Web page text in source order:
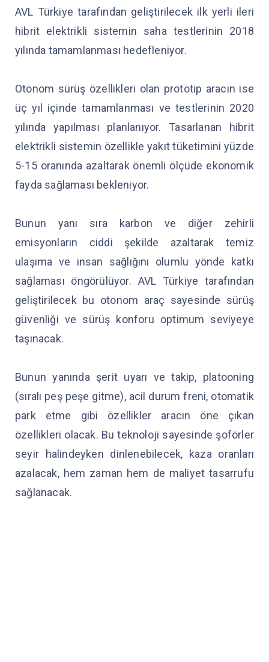
AVL Türkiye tarafından geliştirilecek ilk yerli ileri
hibrit elektrikli sistemin saha testlerinin 2018
yılında tamamlanması hedefleniyor.
Otonom sürüş özellikleri olan prototip aracın ise
üç yıl içinde tamamlanması ve testlerinin 2020
yılında yapılması planlanıyor. Tasarlanan hibrit
elektrikli sistemin özellikle yakıt tüketimini yüzde
5-15 oranında azaltarak önemli ölçüde ekonomik
fayda sağlaması bekleniyor.
Bunun yanı sıra karbon ve diğer zehirli
emisyonların ciddi şekilde azaltarak temiz
ulaşıma ve insan sağlığını olumlu yönde katkı
sağlaması öngörülüyor. AVL Türkiye tarafından
geliştirilecek bu otonom araç sayesinde sürüş
güvenliği ve sürüş konforu optimum seviyeye
taşınacak.
Bunun yanında şerit uyarı ve takip, platooning
(sıralı peş peşe gitme), acil durum freni, otomatik
park etme gibi özellikler aracın öne çıkan
özellikleri olacak. Bu teknoloji sayesinde şoförler
seyir halindeyken dinlenebilecek, kaza oranları
azalacak, hem zaman hem de maliyet tasarrufu
sağlanacak.